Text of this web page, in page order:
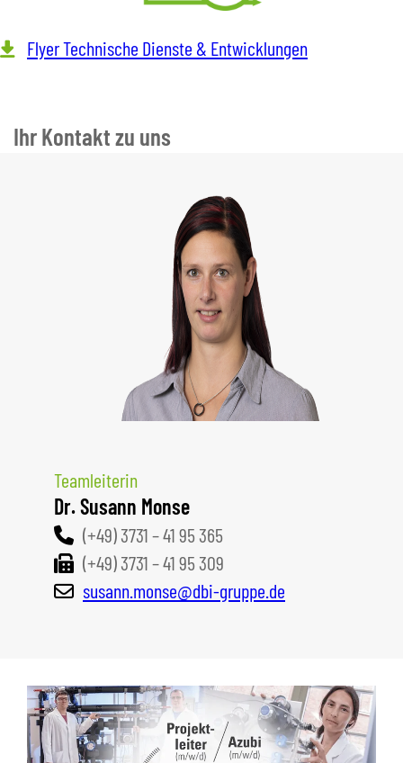
Flyer Technische Dienste & Entwicklungen
Ihr Kontakt zu uns
Teamleiterin
Dr. Susann Monse
(+49) 3731 – 41 95 365
(+49) 3731 – 41 95 309
susann.monse@dbi-gruppe.de